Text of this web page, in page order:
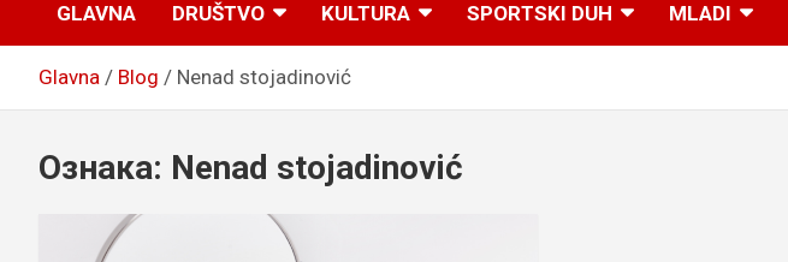
GLAVNA DRUŠTVO KULTURA SPORTSKI DUH MLADI
Glavna Blog Nenad stojadinović
Ознака: Nenad stojadinović